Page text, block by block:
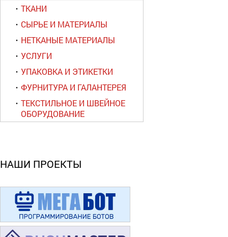
ТКАНИ
СЫРЬЕ И МАТЕРИАЛЫ
НЕТКАНЫЕ МАТЕРИАЛЫ
УСЛУГИ
УПАКОВКА И ЭТИКЕТКИ
ФУРНИТУРА И ГАЛАНТЕРЕЯ
ТЕКСТИЛЬНОЕ И ШВЕЙНОЕ
ОБОРУДОВАНИЕ
НАШИ ПРОЕКТЫ